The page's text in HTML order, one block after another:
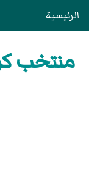
الرئيسية